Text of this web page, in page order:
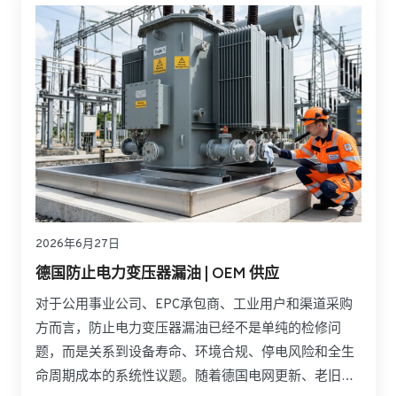
同时具备工程总承包能力、设备整合能力和跨区域交付
能力。
2026年6月27日
德国防止电力变压器漏油 | OEM 供应
对于公用事业公司、EPC承包商、工业用户和渠道采购
方而言，防止电力变压器漏油已经不是单纯的检修问
题，而是关系到设备寿命、环境合规、停电风险和全生
命周期成本的系统性议题。随着德国电网更新、老旧变